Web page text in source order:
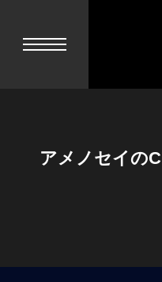
アメノセイの